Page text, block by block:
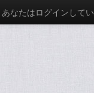
あなたはログインして